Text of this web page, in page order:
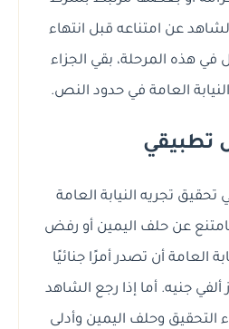
عن امتناعه قبل انتهاء
في هذه المرحلة، بقي الجزاء
العامة في حدود النص.
تطبيقي
تجريه النيابة العامة
عن حلف اليمين أو رفض
العامة أن تصدر أمرًا جنائيًا
ألفي جنيه. أما إذا رجع الشاهد
التحقيق وحلف اليمين وأدلى